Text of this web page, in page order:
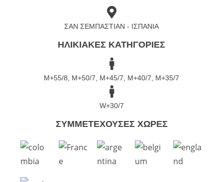
ΣΑΝ ΣΕΜΠΑΣΤΙΑΝ - ΙΣΠΑΝΙΑ
ΗΛΙΚΙΑΚΕΣ ΚΑΤΗΓΟΡΙΕΣ
M+55/8, Μ+50/7, M+45/7, Μ+40/7, M+35/7
W+30/7
ΣΥΜΜΕΤΕΧΟΥΣΕΣ ΧΩΡΕΣ